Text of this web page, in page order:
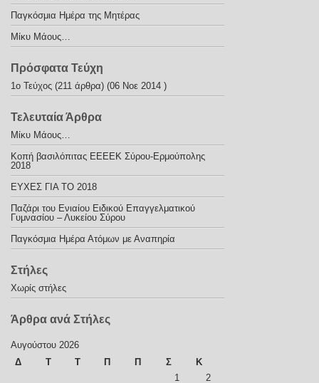
Παγκόσμια Ημέρα της Μητέρας
Μίκυ Μάους…
Πρόσφατα Τεύχη
1ο Τεύχος (211 άρθρα) (06 Νοε 2014 )
Τελευταία Άρθρα
Μίκυ Μάους…
Κοπή βασιλόπιτας ΕΕΕΕΚ Σύρου-Ερμούπολης
2018
ΕΥΧΕΣ ΓΙΑ ΤΟ 2018
Παζάρι του Ενιαίου Ειδικού Επαγγελματικού
Γυμνασίου – Λυκείου Σύρου
Παγκόσμια Ημέρα Ατόμων με Αναπηρία
Στήλες
Χωρίς στήλες
Άρθρα ανά Στήλες
Αυγούστου 2026
Δ
Τ Τ Π Π Σ
Κ
1
2